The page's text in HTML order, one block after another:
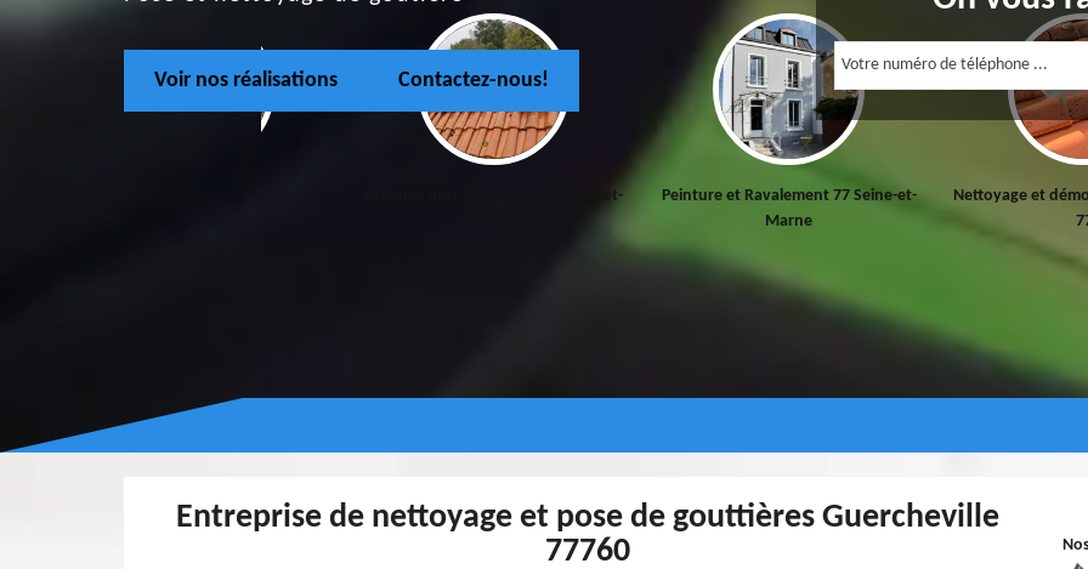
Voir nos réalisations Contactez-nous!
Urgence fuite de toiture 77 Seine-et-
Peinture et Ravalement 77 Seine-et-
Marne
Nettoyage et
Entreprise de nettoyage et pose de gouttières Guercheville
77760